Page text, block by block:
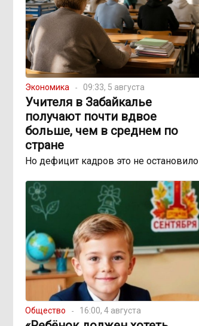
Экономика 09:33, 5 августа
Учителя в Забайкалье
получают почти вдвое
больше, чем в среднем по
стране
Но дефицит кадров это не остановило
Общество 16:00, 4 августа